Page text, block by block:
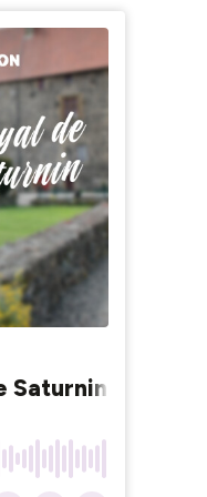
Saturnin : à la